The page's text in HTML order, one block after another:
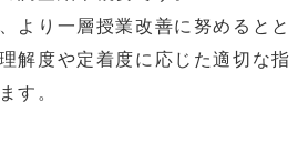
より一層授業改善に努めるとと
解度や定着度に応じた適切な指
す。